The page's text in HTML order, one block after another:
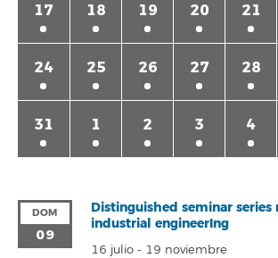
17 18 19 20 21
24 25 26 27 28
31 1 2 3 4
DOM
09
Distinguished seminar series
industrial engineerIng
16 julio- 19 noviembre